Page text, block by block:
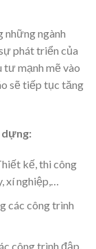
những ngành
phát triển của
mạnh mẽ vào
sẽ tiếp tục tăng
dựng:
kế, thi công
xí nghiệp,…
các công trình
công trình đập,